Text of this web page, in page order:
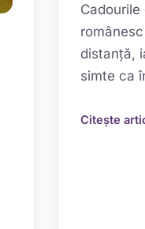
distanță,
simte ca
Citește